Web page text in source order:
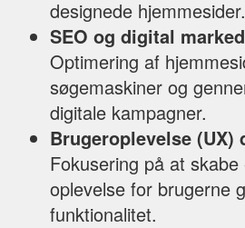
designede hjemmesider.
SEO og digital
Optimering af
søgemaskiner og
digitale kampagner.
Brugeroplevelse (UX)
Fokusering på at
oplevelse for brugerne
funktionalitet.